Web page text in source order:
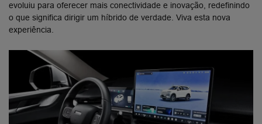
evoluiu para oferecer mais conectividade e inovação, redefinindo
o que significa dirigir um híbrido de verdade. Viva esta nova
experiência.